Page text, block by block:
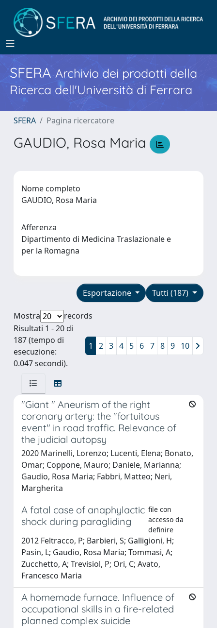
SFERA Archivio dei prodotti della
Ricerca dell'Università di Ferrara
SFERA Pagina ricercatore
GAUDIO, Rosa Maria
Nome completo
GAUDIO, Rosa Maria
Afferenza
Dipartimento di Medicina Traslazionale e
per la Romagna
Tutti (187)
Esportazione
Mostra
records
Risultati 1 - 20 di
187 (tempo di
esecuzione:
0.047 secondi).
1 2 3 4 5 6 7 8 9 10
"Giant " Aneurism of the right
coronary artery: the "fortuitous
event" in road traffic. Relevance of
the judicial autopsy
2020 Marinelli, Lorenzo; Lucenti, Elena; Bonato,
Omar; Coppone, Mauro; Daniele, Marianna;
Gaudio, Rosa Maria; Fabbri, Matteo; Neri,
Margherita
A fatal case of anaphylactic
shock during paragliding
file con
accesso da
definire
2012 Feltracco, P; Barbieri, S; Galligioni, H;
Pasin, L; Gaudio, Rosa Maria; Tommasi, A;
Zucchetto, A; Trevisiol, P; Ori, C; Avato,
Francesco Maria
A homemade furnace. Influence of
occupational skills in a fire-related
planned complex suicide